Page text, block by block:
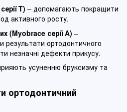
T) – допомагають покращити
активного росту.
(Myobrace серії A) –
результати ортодонтичного
незначні дефекти прикусу.
усуненню бруксизму та
ортодонтичний